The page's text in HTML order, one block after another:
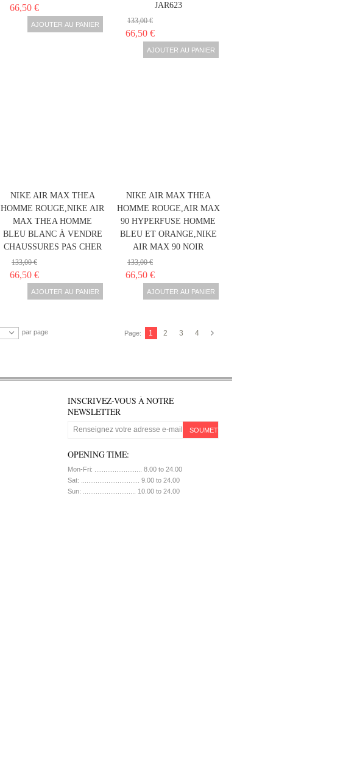
66,50 €
AJOUTER AU PANIER
JAR623
133,00 €
66,50 €
AJOUTER AU PANIER
NIKE AIR MAX THEA
HOMME ROUGE,NIKE AIR
MAX THEA HOMME
BLEU BLANC À VENDRE
CHAUSSURES PAS CHER
133,00 €
66,50 €
AJOUTER AU PANIER
NIKE AIR MAX THEA
HOMME ROUGE,AIR MAX
90 HYPERFUSE HOMME
BLEU ET ORANGE,NIKE
AIR MAX 90 NOIR
133,00 €
66,50 €
AJOUTER AU PANIER
Page: 1 2 3 4
par page
INSCRIVEZ-VOUS À NOTRE
NEWSLETTER
SOUMETTRE
OPENING TIME:
Mon-Fri: .......................... 8.00 to 24.00
Sat: ................................ 9.00 to 24.00
Sun: ............................. 10.00 to 24.00